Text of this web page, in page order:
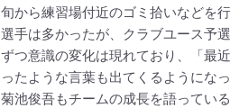
旬から練習場付近のゴミ拾いなどを
選手は多かったが、クラブユース予
ずつ意識の変化は現れており、「最
ったような言葉も出てくるようにな
菊池俊吾もチームの成長を語っている